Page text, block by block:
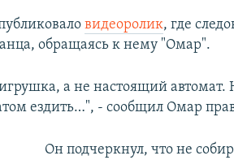
видеоролик, где
обращаясь к нему "Омар".
а не настоящий
ездить…", - сообщил Омар
Он подчеркнул, что не